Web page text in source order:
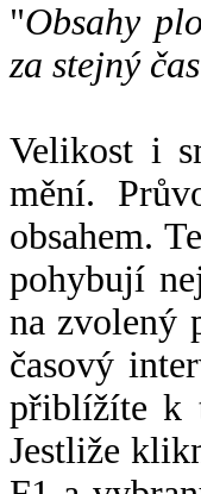
"Obsahy
za stejný
Velikost i
mění.
obsahem.
pohybují
na zvolený
časový
přiblížíte k
Jestliže